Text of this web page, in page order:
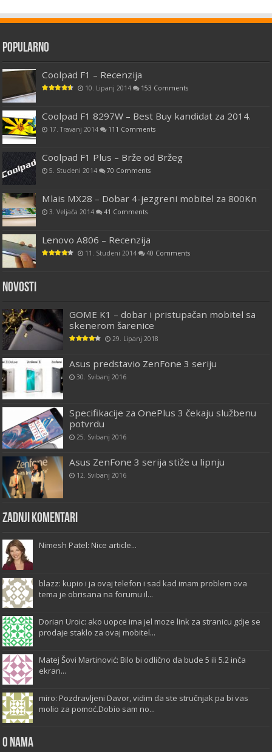
Popularno
Coolpad F1 – Recenzija
10. Lipanj 2014 153 Comments
Coolpad F1 8297W – Best Buy kandidat za 2014.
17. Travanj 2014 111 Comments
Coolpad F1 Plus – Brže od Bržeg
5. Studeni 2014 70 Comments
Mlais MX28 – Dobar 4-jezgreni mobitel za 800Kn
3. Veljača 2014 41 Comments
Lenovo A806 – Recenzija
11. Studeni 2014 40 Comments
Novosti
GOME K1 – dobar i pristupačan mobitel sa
skenerom šarenice
29. Lipanj 2018
Asus predstavio ZenFone 3 seriju
30. Svibanj 2016
Specifikacije za OnePlus 3 čekaju službenu
potvrdu
25. Svibanj 2016
Asus ZenFone 3 serija stiže u lipnju
12. Svibanj 2016
Zadnji komentari
Nimesh Patel: Nice article...
blazz: kupio i ja ovaj telefon i sad kad imam problem ova
tema je obrisana na forumu il...
Dorian Uroic: ako uopce ima jel moze link za stranicu gdje se
prodaje staklo za ovaj mobitel...
Matej Šovi Martinović: Bilo bi odlično da bude 5 ili 5.2 inča
ekran...
miro: Pozdravljeni Davor, vidim da ste stručnjak pa bi vas
molio za pomoć.Dobio sam no...
O Nama